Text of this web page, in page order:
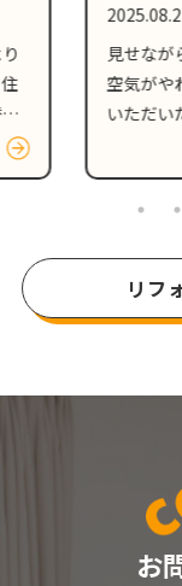
2025.08.21
見せながら
空気がやわ
いただいた
て、新たに
も、間取り
し方を見据
リフ
お